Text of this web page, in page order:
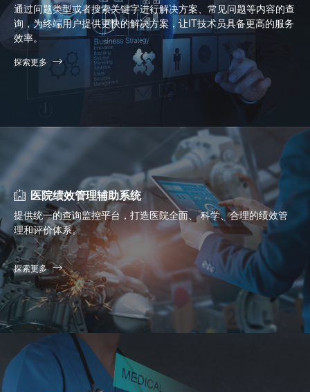
通过问题类型或者搜索关键字进行解决方案、常见问题等内容的查
询，为终端用户提供更快的解决方案，让IT技术员具备更高的服务
效率。
探索更多
医院绩效管理辅助系统
提供统一的查询监控平台，打造医院全面、 科学、合理的绩效管
理和评价体系。
探索更多